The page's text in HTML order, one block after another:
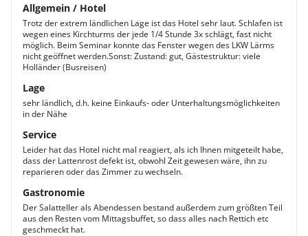
Allgemein / Hotel
Trotz der extrem ländlichen Lage ist das Hotel sehr laut. Schlafen ist
wegen eines Kirchturms der jede 1/4 Stunde 3x schlägt, fast nicht
möglich. Beim Seminar konnte das Fenster wegen des LKW Lärms
nicht geöffnet werden.Sonst: Zustand: gut, Gästestruktur: viele
Holländer (Busreisen)
Lage
sehr ländlich, d.h. keine Einkaufs- oder Unterhaltungsmöglichkeiten
in der Nähe
Service
Leider hat das Hotel nicht mal reagiert, als ich Ihnen mitgeteilt habe,
dass der Lattenrost defekt ist, obwohl Zeit gewesen wäre, ihn zu
reparieren oder das Zimmer zu wechseln.
Gastronomie
Der Salatteller als Abendessen bestand außerdem zum größten Teil
aus den Resten vom Mittagsbuffet, so dass alles nach Rettich etc
geschmeckt hat.